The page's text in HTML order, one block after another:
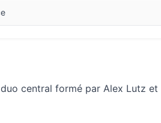
central formé par Alex Lutz et